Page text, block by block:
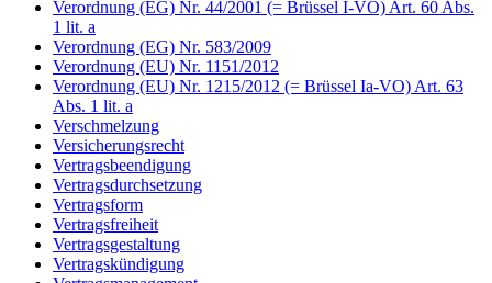
Verordnung (EG) Nr. 44/2001 (= Brüssel I-VO) Art. 60 Abs.
1 lit. a
Verordnung (EG) Nr. 583/2009
Verordnung (EU) Nr. 1151/2012
Verordnung (EU) Nr. 1215/2012 (= Brüssel Ia-VO) Art. 63
Abs. 1 lit. a
Verschmelzung
Versicherungsrecht
Vertragsbeendigung
Vertragsdurchsetzung
Vertragsform
Vertragsfreiheit
Vertragsgestaltung
Vertragskündigung